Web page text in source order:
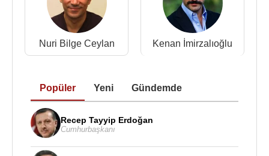
Kurgu :
2014 - Kümes (Kurgu) (Sinema Filmi)
Nuri Bilge Ceylan Kenan İmirzalıoğlu
Popüler Yeni Gündemde
Recep Tayyip Erdoğan
Cumhurbaşkanı